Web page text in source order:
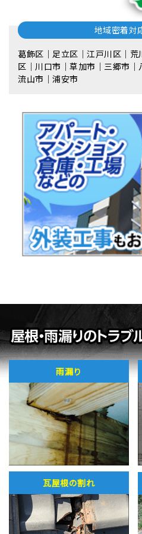
地域密着対
葛飾区｜足立区｜江戸川区｜
区｜川口市｜草加市｜三郷市｜
流⼭市｜浦安市
雨漏り
瓦屋根の割れ